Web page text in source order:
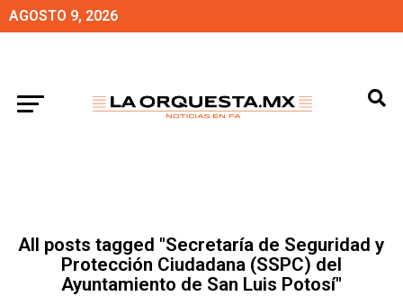
AGOSTO 9, 2026
All posts tagged "Secretaría de Seguridad y
Protección Ciudadana (SSPC) del
Ayuntamiento de San Luis Potosí"